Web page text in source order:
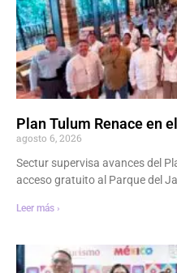
Plan Tulum Renace en
agosto 6, 2026
Sectur supervisa avances del
acceso gratuito al Parque del
Leer más ›